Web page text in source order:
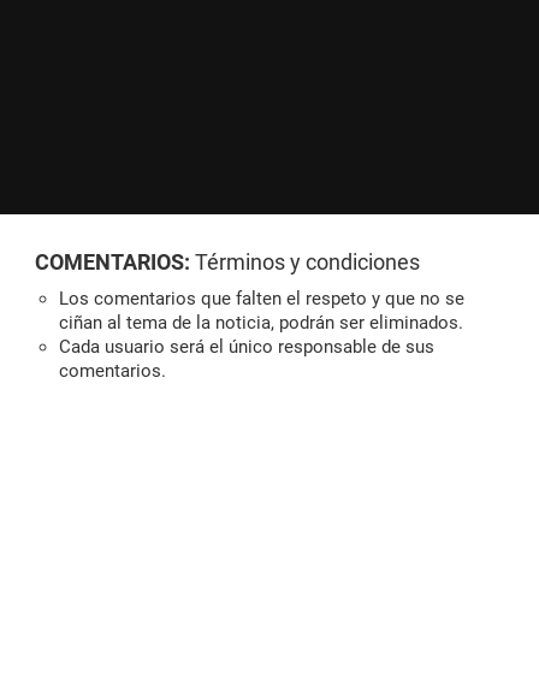
COMENTARIOS: Términos y condiciones
Los comentarios que falten el respeto y que no se
ciñan al tema de la noticia, podrán ser eliminados.
Cada usuario será el único responsable de sus
comentarios.